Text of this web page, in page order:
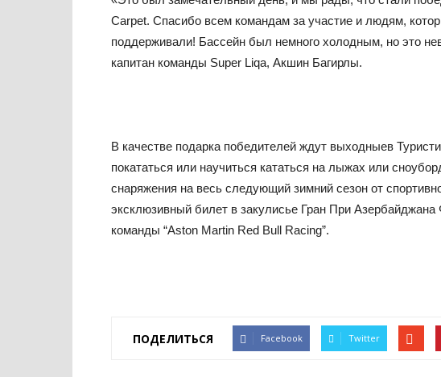
Carpet. Спасибо всем командам за участие и людям,
поддерживали! Бассейн был немного холодным, но это
капитан команды Super Liqa, Акшин Багирлы.
В качестве подарка победителей ждут выходныев
покататься или научиться кататься на лыжах или
снаряжения на весь следующий зимний сезон от
эксклюзивный билет в закулисье Гран При
команды “Aston Martin Red Bull Racing”.
ПОДЕЛИТЬСЯ Facebook Twitter